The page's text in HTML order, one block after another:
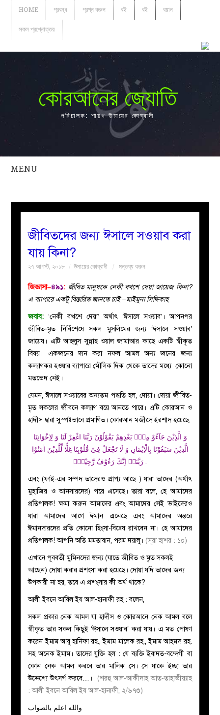
HOME প্রবন্ধ প্রশ্ন করুন বই বই বয়ান
সকল প্রশ্নোত্তর
কোরআনের জ্যোতি
পরিচালক: শায়খ উমায়ের কোব্বাদী
MENU
সকল
নারীদের
ইসলাহী
মজলিস
প্রশ্ন
করুন
জীবিতদের জন্য ঈসালে সওয়াব করা
যায় কিনা?
২৭ আগস্ট, ২০১৮ উমায়ের কোব্বাদী মন্তব্য করুন
জিজ্ঞাসা–৪৯১: জীবিত মানুষকে নেকী বখশে দেয়া জায়েজ কিনা?
এ ব্যাপারে একটু বিস্তারিত জানতে চাই –মাইমুনা সিদ্দিকাহ
জবাব: ‘নেকী বখশে দেয়া’ অর্থাৎ ‘ঈসালে সওয়াব’। আপনপর
জীবিত-মৃত নির্বিশেষে সকল মুসলিমের জন্য ‘ঈসালে সওয়াব’
জায়েয। এটি আহলুস সুন্নাহ ওয়াল জামাআর কাছে একটি স্বীকৃত
বিষয়। একজনের দান করা নফল আমল অন্য জনের জন্য
কল্যাণকর হওয়ার ব্যাপারে মৌলিক দিক থেকে তাদের মধ্যে কোনো
মতভেদ নেই।
যেমন, ঈসালে সওয়াবের অন্যতম পদ্ধতি হল, দোয়া। দোয়া জীবিত-
মৃত সকলের জীবনে কল্যাণ বয়ে আনতে পারে। এটি কোরআন ও
হাদীস দ্বারা সুস্পষ্টভাবে প্রমাণিত। কোরআন মজীদে ইরশাদ হয়েছে,
وَ الَّذِیْنَ جَآءُوْ مِنْۢ بَعْدِهِمْ یَقُوْلُوْنَ رَبَّنَا اغْفِرْ لَنَا وَ لِاِخْوَانِنَا
الَّذِیْنَ سَبَقُوْنَا بِالْاِیْمَانِ وَ لَا تَجْعَلْ فِیْ قُلُوْبِنَا غِلًّا لِّلَّذِیْنَ اٰمَنُوْا
رَبَّنَاۤ اِنَّكَ رَءُوْفٌ رَّحِیْمٌ۠ .
এবং (ফাই-এর সম্পদ তাদেরও প্রাপ্য আছে ) যারা তাদের (অর্থাৎ
মুহাজির ও আনসারদের) পরে এসেছে। তারা বলে, হে আমাদের
প্রতিপালক! ক্ষমা করুন আমাদের এবং আমাদের সেই ভাইদেরও
যারা আমাদের আগে ঈমান এনেছে এবং আমাদের অন্তরে
ঈমানদারদের প্রতি কোনো হিংসা-বিদ্বেষ রাখবেন না। হে আমাদের
প্রতিপালক! আপনি অতি মমতাবান, পরম দয়ালু। (সূরা হাশর : ১০)
এখানে পূববর্তী মুমিনদের জন্য (যাতে জীবিত ও মৃত সকলই
আছেন) দোয়া করার প্রশংসা করা হয়েছে। দোয়া যদি তাদের জন্য
উপকারী না হয়, তবে এ প্রশংসার কী অর্থ থাকে?
আলী ইবনে আবিল ইয আল-হানাফী রহ : বলেন,
সকল প্রকার নেক আমল যা হাদীস ও কোরআনে নেক আমল বলে
স্বীকৃত তার সকল কিছুই ‘ঈসালে সওয়াব’ করা যায়। এ মত পোষণ
করেন ইমাম আবু হানিফা রহ., ইমাম মালেক রহ., ইমাম আহমদ রহ.
সহ অনেক ইমাম। তাদের যুক্তি হল : যে ব্যক্তি ইবাদত-বন্দেগী বা
কোন নেক আমল করবে তার মালিক সে। সে যাকে ইচ্ছা তার
উদ্দেশ্যে উৎসর্গ করবে…।
(শরহু আল-আকীদাহ আত-তাহাভীয়্যাহ
: আলী ইবনে আবিল ইয আল-হানাফী, ২/৬৭৩)
والله اعلم بالصواب